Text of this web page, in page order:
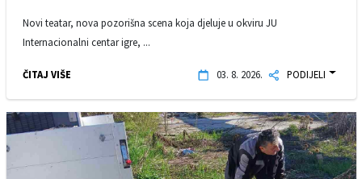
Novi teatar, nova pozorišna scena koja djeluje u okviru JU
Internacionalni centar igre, ...
ČITAJ VIŠE 03. 8. 2026. PODIJELI